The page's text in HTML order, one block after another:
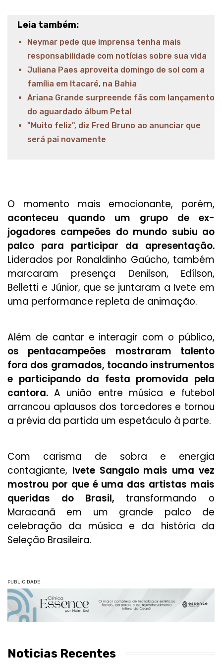
Leia também:
Neymar pede que imprensa tenha mais
responsabilidade com notícias sobre sua vida
Juliana Paes aproveita domingo de sol com a
família em Itacaré, na Bahia
Ariana Grande surpreende fãs com lançamento
do aguardado álbum Petal
"Muito feliz", diz Fred Bruno ao anunciar que
será pai novamente
O momento mais emocionante, porém,
aconteceu quando um grupo de ex-
jogadores campeões do mundo subiu ao
palco para participar da apresentação.
Liderados por Ronaldinho Gaúcho, também
marcaram presença Denilson, Edílson,
Belletti e Júnior, que se juntaram a Ivete em
uma performance repleta de animação.
Além de cantar e interagir com o público,
os pentacampeões mostraram talento
fora dos gramados, tocando instrumentos
e participando da festa promovida pela
cantora. A união entre música e futebol
arrancou aplausos dos torcedores e tornou
a prévia da partida um espetáculo à parte.
Com carisma de sobra e energia
contagiante, Ivete Sangalo mais uma vez
mostrou por que é uma das artistas mais
queridas do Brasil, transformando o
Maracanã em um grande palco de
celebração da música e da história da
Seleção Brasileira.
PUBLICIDADE
Noticias Recentes